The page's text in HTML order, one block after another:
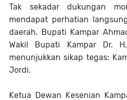
Tak sekadar dukungan
mendapat perhatian
daerah. Bupati Kampar
Wakil Bupati Kampar Dr.
menunjukkan sikap tegas:
Jordi.
Ketua Dewan Kesenian